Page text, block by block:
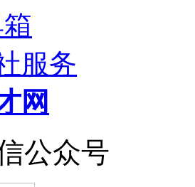
服务
网
公众号